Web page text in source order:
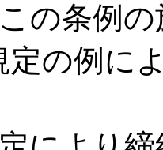
の条例の
定の例に